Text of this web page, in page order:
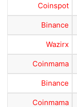
Coinspot
Binance
Wazirx
Coinmama
Binance
Coinmama